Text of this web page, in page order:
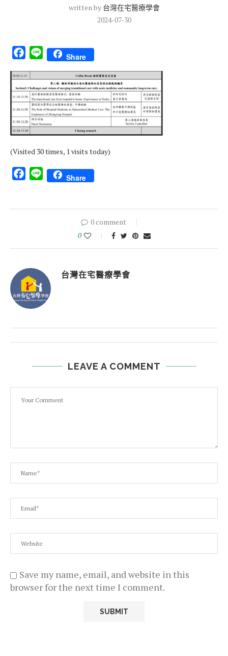
written by 台灣在宅醫療學會
2024-07-30
Facebook
Line Share
(Visited 30 times, 1 visits today)
Facebook
Line Share
0 comment
0
台灣在宅醫療學會
LEAVE A COMMENT
Save my name, email, and website in this
browser for the next time I comment.